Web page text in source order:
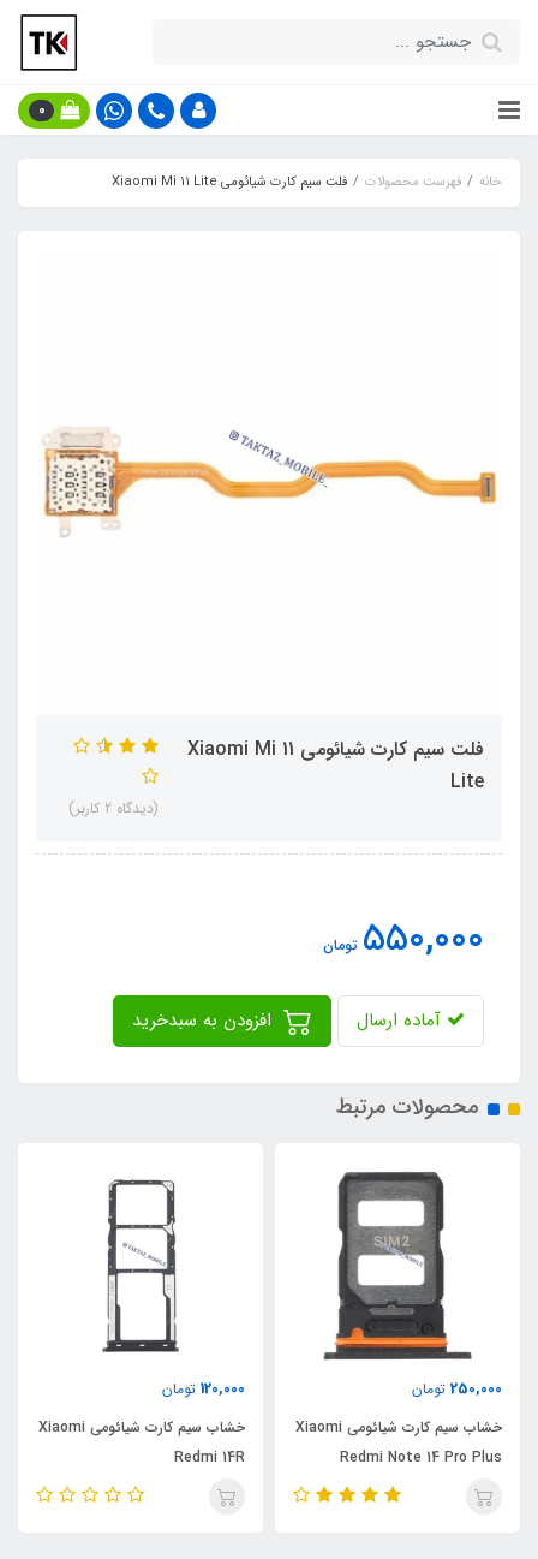
0
خانه فهرست محصولات فلت سیم کارت شیائومی Xiaomi Mi 11 Lite
فلت سیم کارت شیائومی Xiaomi Mi 11
Lite
(دیدگاه 2 کاربر)
550,000 تومان
آماده ارسال
محصولات مرتبط
250,000 تومان
خشاب سیم کارت شیائومی Xiaomi
Redmi Note 14 Pro Plus
120,000 تومان
خشاب سیم کارت شیائومی Xiaomi
Redmi 14R